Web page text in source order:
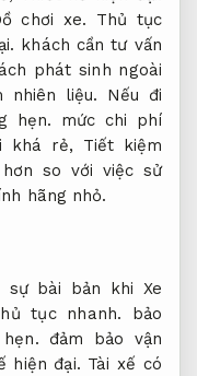
chơi xe.
Thủ tục
khách cần tư vấn
phát sinh ngoài
nhiên liệu. Nếu đi
hẹn. mức chi phí
khá rẻ, Tiết kiệm
so với việc sử
hãng nhỏ.
sự bài bản khi Xe
tục nhanh. bảo
đảm bảo vận
hiện đại. Tài xế có